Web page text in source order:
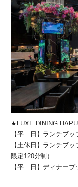
★LUXE DINING
【平 日】ランチブ
【土休日】ランチブ
限定120分制）
【平 日】ディナー